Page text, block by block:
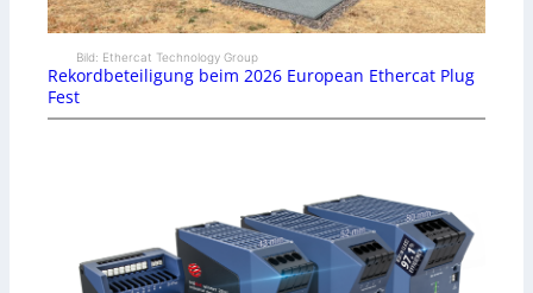
Bild: Ethercat Technology Group
Rekordbeteiligung beim 2026 European Ethercat Plug
Fest